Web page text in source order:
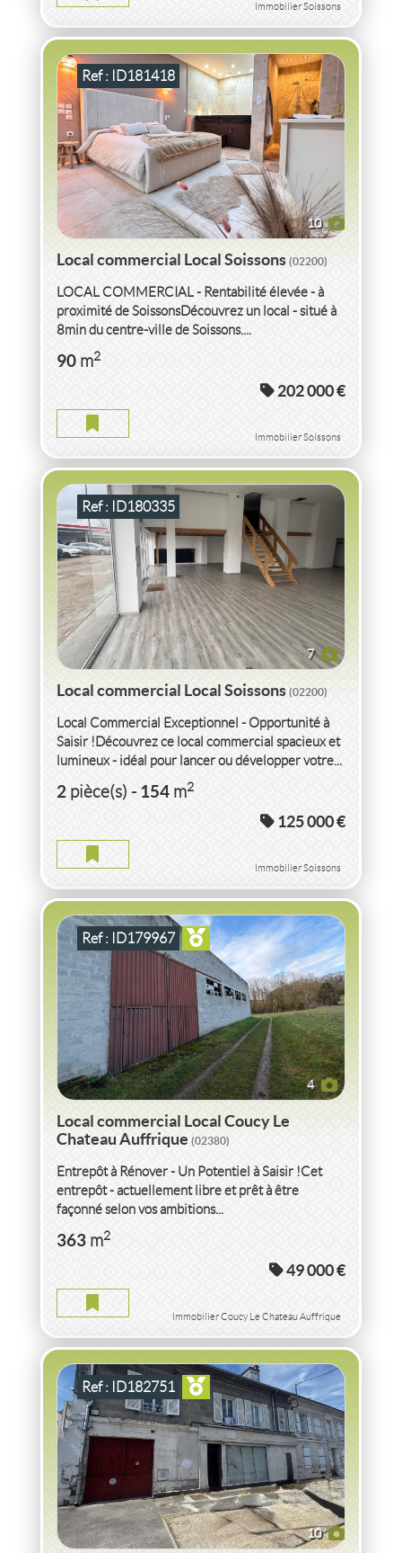
Immobilier Soissons
10
Ref : ID181418
Local commercial Local Soissons(02200)
LOCAL COMMERCIAL - Rentabilité élevée - à
proximité de SoissonsDécouvrez un local - situé à
8min du centre-ville de Soissons....
90m2
202 000 €
Immobilier Soissons
7
Ref : ID180335
VENTE LOCAL COMMERCIAL LOCALAISNE
LOCAL COMMERCIAL LOCAL AISNE
2pièce(s)-154m2
Local commercial Local Soissons(02200)
Local Commercial Exceptionnel - Opportunité à
Saisir !Découvrez ce local commercial spacieux et
lumineux - idéal pour lancer ou développer votre...
2pièce(s)-154m2
125 000 €
Immobilier Soissons
4
Ref : ID179967
VENTE LOCAL COMMERCIAL LOCALAISNE
LOCAL COMMERCIAL LOCAL AISNE
363m2
Local commercial Local Coucy Le
Chateau Auffrique(02380)
Entrepôt à Rénover - Un Potentiel à Saisir !Cet
entrepôt - actuellement libre et prêt à être
façonné selon vos ambitions...
363m2
49 000 €
Immobilier Coucy Le Chateau Auffrique
10
Ref : ID182751
VENTE IMMEUBLEAISNE
IMMEUBLE AISNE
274m2 ( Terrain1 618m2)